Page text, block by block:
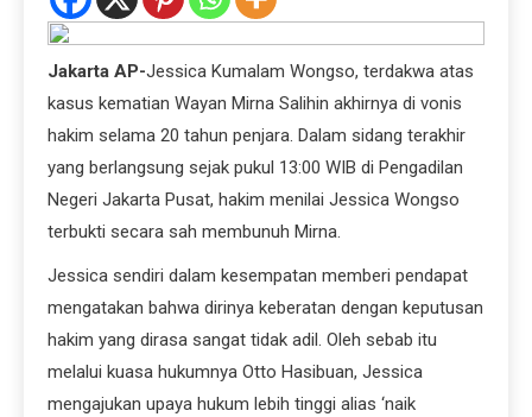
Jakarta AP-Jessica Kumalam Wongso, terdakwa atas
kasus kematian Wayan Mirna Salihin akhirnya di vonis
hakim selama 20 tahun penjara. Dalam sidang terakhir
yang berlangsung sejak pukul 13:00 WIB di Pengadilan
Negeri Jakarta Pusat, hakim menilai Jessica Wongso
terbukti secara sah membunuh Mirna.
Jessica sendiri dalam kesempatan memberi pendapat
mengatakan bahwa dirinya keberatan dengan keputusan
hakim yang dirasa sangat tidak adil. Oleh sebab itu
melalui kuasa hukumnya Otto Hasibuan, Jessica
mengajukan upaya hukum lebih tinggi alias ‘naik